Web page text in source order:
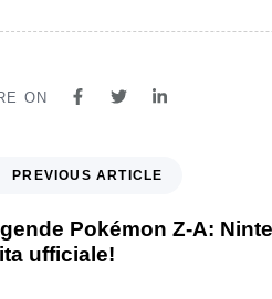
ON
PREVIOUS ARTICLE
Pokémon Z-A:
ufficiale!